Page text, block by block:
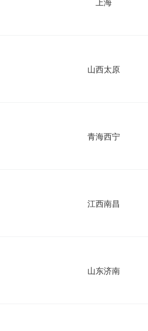
山西太原
青海西宁
江西南昌
山东济南